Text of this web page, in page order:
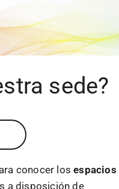
sede?
conocer losespacios
a disposición de